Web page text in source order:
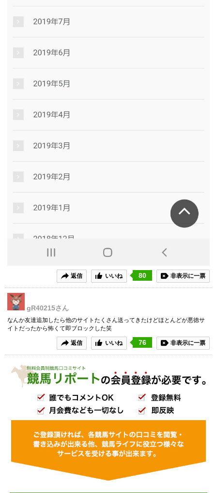
返信 いいね 80 非表示に一票
gR40215さん
なんか友達追加したら他のサイトたくさん送ってきたけどほとんどが悪徳サ
イトだったから怖くて即ブロックした笑
返信 いいね 76 非表示に一票